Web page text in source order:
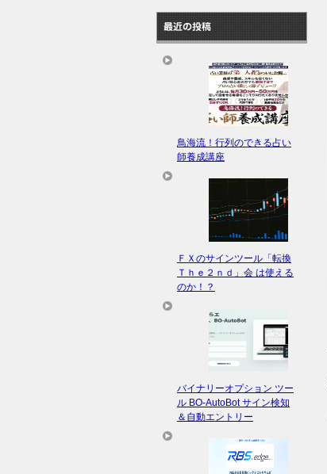
最近の投稿
鳥海流！行列のできる占い
師養成講座
ＦＸのサインツール「転換
Ｔｈｅ２ｎｄ」会 は使える
のか！？
バイナリーオプション ツー
ル BO-AutoBot サイン検知
＆自動エントリー